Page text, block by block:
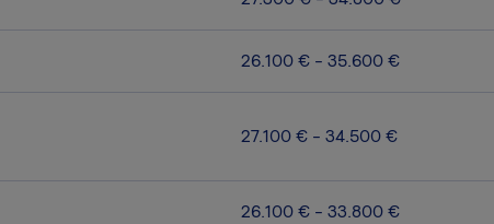
26.100 € - 35.600 €
27.100 € - 34.500 €
26.100 € - 33.800 €